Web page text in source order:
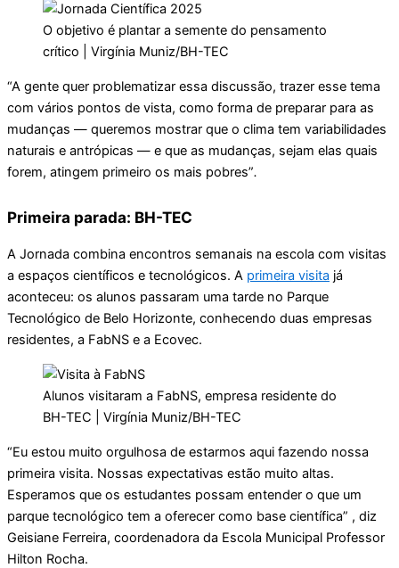
O objetivo é plantar a semente do pensamento
crítico | Virgínia Muniz/BH-TEC
“A gente quer problematizar essa discussão, trazer esse tema
com vários pontos de vista, como forma de preparar para as
mudanças — queremos mostrar que o clima tem variabilidades
naturais e antrópicas — e que as mudanças, sejam elas quais
forem, atingem primeiro os mais pobres”.
Primeira parada: BH-TEC
A Jornada combina encontros semanais na escola com visitas
a espaços científicos e tecnológicos. A primeira visita já
aconteceu: os alunos passaram uma tarde no Parque
Tecnológico de Belo Horizonte, conhecendo duas empresas
residentes, a FabNS e a Ecovec.
Alunos visitaram a FabNS, empresa residente do
BH-TEC | Virgínia Muniz/BH-TEC
“Eu estou muito orgulhosa de estarmos aqui fazendo nossa
primeira visita. Nossas expectativas estão muito altas.
Esperamos que os estudantes possam entender o que um
parque tecnológico tem a oferecer como base científica” , diz
Geisiane Ferreira, coordenadora da Escola Municipal Professor
Hilton Rocha.